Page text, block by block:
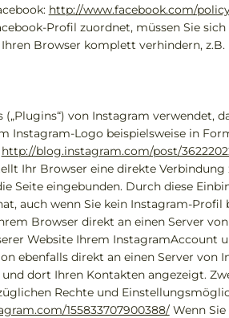
http://www.facebook.com/
Profil zuordnet, müssen Sie
Browser komplett verhindern, z.B.
von Instagram verwendet,
Instagram-Logo beispielsweise in
http://blog.instagram.com/post/
Ihr Browser eine direkte
Seite eingebunden. Durch diese
auch wenn Sie kein Instagram-
Browser direkt an einen Server
Website Ihrem
ebenfalls direkt an einen Server
dort Ihren Kontakten angezeigt.
Rechte und
155833707900388/Wenn Sie